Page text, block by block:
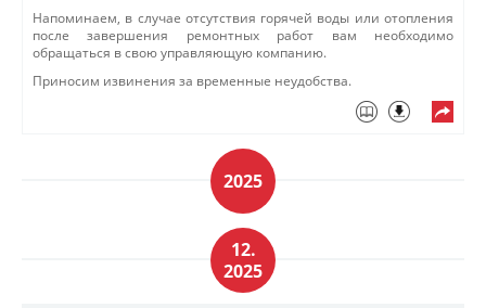
Напоминаем, в случае отсутствия горячей воды или отопления
после завершения ремонтных работ вам необходимо
обращаться в свою управляющую компанию.
Приносим извинения за временные неудобства.
2025
12.
2025